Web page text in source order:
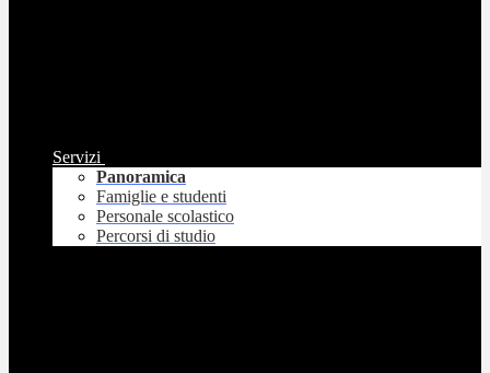
Servizi
Panoramica
Famiglie e studenti
Personale scolastico
Percorsi di studio